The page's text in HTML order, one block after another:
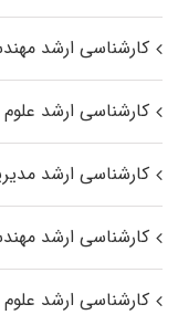
کارشناسی ارشد
کارشناسی ارشد
کارشناسی ارشد
کارشناسی ارشد
کارشناسی ارشد